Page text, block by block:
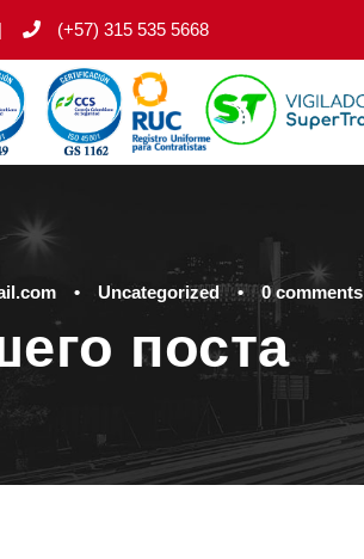
| (+57) 315 535 5668
• Uncategorized • 0 comments
поста